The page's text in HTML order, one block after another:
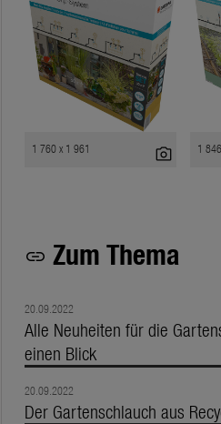
1 760 x 1 961 photo_camera 1
link Zum Thema
20.09.2022
Alle Neuheiten für die
einen Blick
20.09.2022
Der Gartenschlauch aus